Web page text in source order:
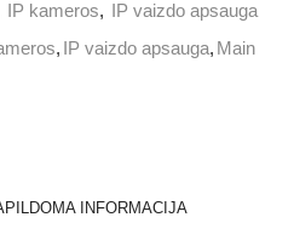
IP kameros, IP vaizdo apsauga
, IP vaizdo apsauga, Main
INFORMACIJA